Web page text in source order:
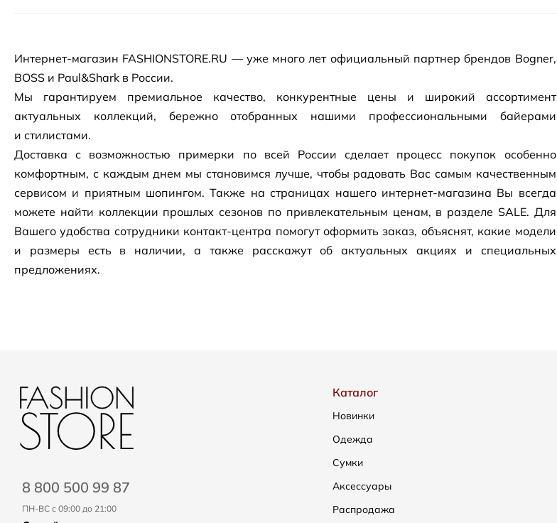
Интернет-магазин FASHIONSTORE.RU — уже много лет официальный партнер брендов Bogner,
BOSS и Paul&Shark в России.
Мы гарантируем премиальное качество, конкурентные цены и широкий ассортимент
актуальных коллекций, бережно отобранных нашими профессиональными байерами
и стилистами.
Доставка с возможностью примерки по всей России сделает процесс покупок особенно
комфортным, с каждым днем мы становимся лучше, чтобы радовать Вас самым качественным
сервисом и приятным шопингом. Также на страницах нашего интернет-магазина Вы всегда
можете найти коллекции прошлых сезонов по привлекательным ценам, в разделе SALE. Для
Вашего удобства сотрудники контакт-центра помогут оформить заказ, объяснят, какие модели
и размеры есть в наличии, а также расскажут об актуальных акциях и специальных
предложениях.
8 800 500 99 87
ПН-ВС с 09:00 до 21:00
Каталог
Новинки
Одежда
Сумки
Аксессуары
Распродажа